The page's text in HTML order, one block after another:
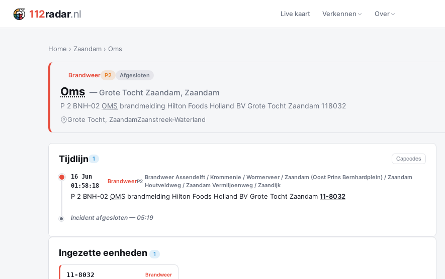
112radar.nl Live kaart Verkennen Over
Home › Zaandam › Oms
Brandweer P2 Afgesloten
Oms — Grote Tocht Zaandam, Zaandam
P 2 BNH-02 OMS brandmelding Hilton Foods Holland BV Grote Tocht Zaandam 118032
Grote Tocht, ZaandamZaanstreek-Waterland
Tijdlijn 1 Capcodes
16 Jun
01:58:18
BrandweerP2
Brandweer Assendelft / Krommenie / Wormerveer / Zaandam (Oost Prins Bernhardplein) / Zaandam
Houtveldweg / Zaandam Vermiljoenweg / Zaandijk
P 2 BNH-02 OMS brandmelding Hilton Foods Holland BV Grote Tocht Zaandam 11-8032
Incident afgesloten — 05:19
Ingezette eenheden 1
11-8032 Brandweer